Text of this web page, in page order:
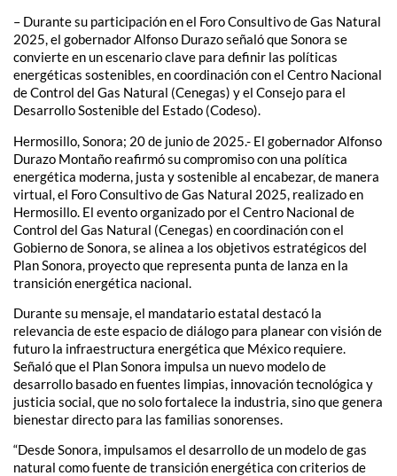
– Durante su participación en el Foro Consultivo de Gas Natural
2025, el gobernador Alfonso Durazo señaló que Sonora se
convierte en un escenario clave para definir las políticas
energéticas sostenibles, en coordinación con el Centro Nacional
de Control del Gas Natural (Cenegas) y el Consejo para el
Desarrollo Sostenible del Estado (Codeso).
Hermosillo, Sonora; 20 de junio de 2025.- El gobernador Alfonso
Durazo Montaño reafirmó su compromiso con una política
energética moderna, justa y sostenible al encabezar, de manera
virtual, el Foro Consultivo de Gas Natural 2025, realizado en
Hermosillo. El evento organizado por el Centro Nacional de
Control del Gas Natural (Cenegas) en coordinación con el
Gobierno de Sonora, se alinea a los objetivos estratégicos del
Plan Sonora, proyecto que representa punta de lanza en la
transición energética nacional.
Durante su mensaje, el mandatario estatal destacó la
relevancia de este espacio de diálogo para planear con visión de
futuro la infraestructura energética que México requiere.
Señaló que el Plan Sonora impulsa un nuevo modelo de
desarrollo basado en fuentes limpias, innovación tecnológica y
justicia social, que no solo fortalece la industria, sino que genera
bienestar directo para las familias sonorenses.
“Desde Sonora, impulsamos el desarrollo de un modelo de gas
natural como fuente de transición energética con criterios de